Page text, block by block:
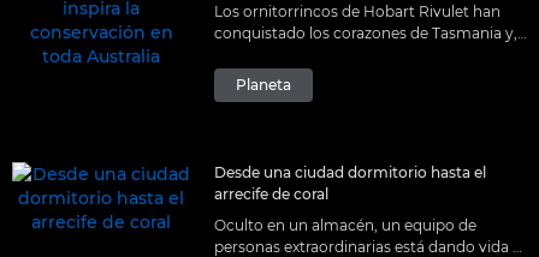
Los ornitorrincos de Hobart Rivulet han
conquistado los corazones de Tasmania y,
para Pete Walsh una beca de la comunidad
de Canon durante el proceso.
Planeta
Desde una ciudad dormitorio hasta el
arrecife de coral
Oculto en un almacén, un equipo de
personas extraordinarias está dando vida a